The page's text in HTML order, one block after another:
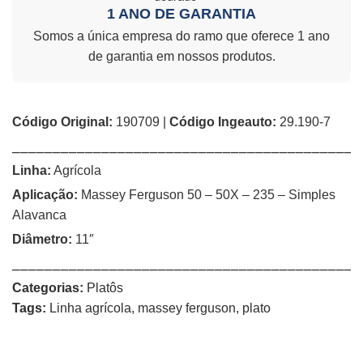
1 ANO DE GARANTIA
Somos a única empresa do ramo que oferece 1 ano
de garantia em nossos produtos.
Código Original: 190709 | Código Ingeauto: 29.190-7
Linha: Agrícola
Aplicação: Massey Ferguson 50 – 50X – 235 – Simples
Alavanca
Diâmetro: 11″
Categorias: Platôs
Tags: Linha agrícola, massey ferguson, plato